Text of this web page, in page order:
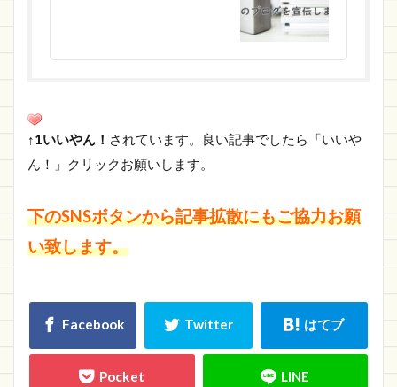
↑1いいやん！ されています。良い記事でしたら「いいや
ん！」クリックお願いします。
下のSNSボタンから記事拡散にもご協力お願
い致します。